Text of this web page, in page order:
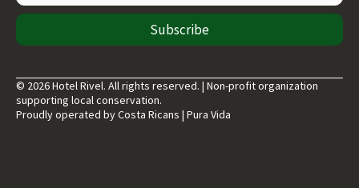
Subscribe
© 2026 Hotel Rivel. All rights reserved. | Non-profit organization
supporting local conservation.
Proudly operated by Costa Ricans | Pura Vida